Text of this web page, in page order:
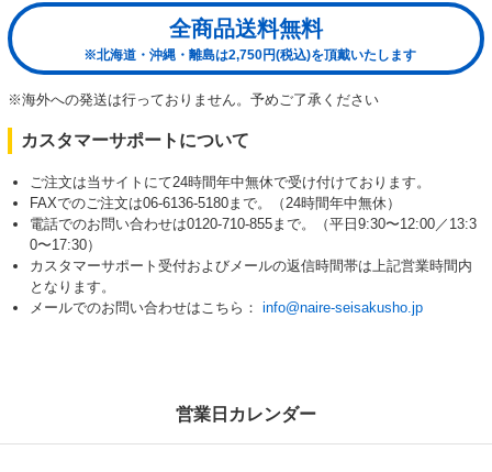
全商品送料無料
※北海道・沖縄・離島は2,750円(税込)を頂戴いたします
※海外への発送は行っておりません。予めご了承ください
カスタマーサポートについて
ご注文は当サイトにて24時間年中無休で受け付けております。
FAXでのご注文は06-6136-5180まで。（24時間年中無休）
電話でのお問い合わせは0120-710-855まで。（平日9:30〜12:00／13:3
0〜17:30）
カスタマーサポート受付およびメールの返信時間帯は上記営業時間内
となります。
メールでのお問い合わせはこちら： info@naire-seisakusho.jp
営業日カレンダー